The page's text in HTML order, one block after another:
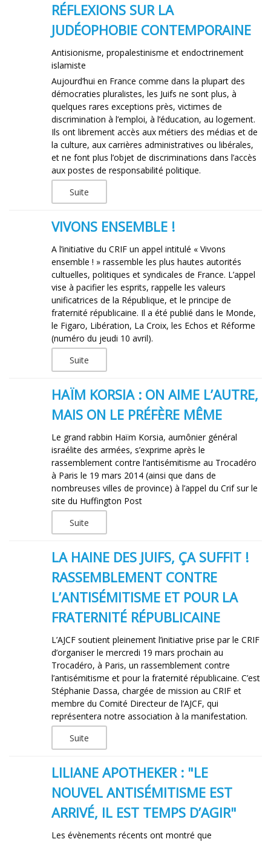
RÉFLEXIONS SUR LA
JUDÉOPHOBIE CONTEMPORAINE
Antisionisme, propalestinisme et endoctrinement
islamiste
Aujourd’hui en France comme dans la plupart des
démocraties pluralistes, les Juifs ne sont plus, à
quelques rares exceptions près, victimes de
discrimination à l’emploi, à l’éducation, au logement.
Ils ont librement accès aux métiers des médias et de
la culture, aux carrières administratives ou libérales,
et ne font plus l’objet de discriminations dans l’accès
aux postes de responsabilité politique.
Suite
VIVONS ENSEMBLE !
A l’initiative du CRIF un appel intitulé « Vivons
ensemble ! » rassemble les plus hautes autorités
cultuelles, politiques et syndicales de France. L’appel
vise à pacifier les esprits, rappelle les valeurs
unificatrices de la République, et le principe de
fraternité républicaine. Il a été publié dans le Monde,
le Figaro, Libération, La Croix, les Echos et Réforme
(numéro du jeudi 10 avril).
Suite
HAÏM KORSIA : ON AIME L’AUTRE,
MAIS ON LE PRÉFÈRE MÊME
Le grand rabbin Haïm Korsia, aumônier général
israélite des armées, s’exprime après le
rassemblement contre l’antisémitisme au Trocadéro
à Paris le 19 mars 2014 (ainsi que dans de
nombreuses villes de province) à l’appel du Crif sur le
site du Huffington Post
Suite
LA HAINE DES JUIFS, ÇA SUFFIT !
RASSEMBLEMENT CONTRE
L’ANTISÉMITISME ET POUR LA
FRATERNITÉ RÉPUBLICAINE
L’AJCF soutient pleinement l’initiative prise par le CRIF
d’organiser le mercredi 19 mars prochain au
Trocadéro, à Paris, un rassemblement contre
l’antisémitisme et pour la fraternité républicaine. C’est
Stéphanie Dassa, chargée de mission au CRIF et
membre du Comité Directeur de l’AJCF, qui
représentera notre association à la manifestation.
Suite
LILIANE APOTHEKER : "LE
NOUVEL ANTISÉMITISME EST
ARRIVÉ, IL EST TEMPS D’AGIR"
Les évènements récents ont montré que